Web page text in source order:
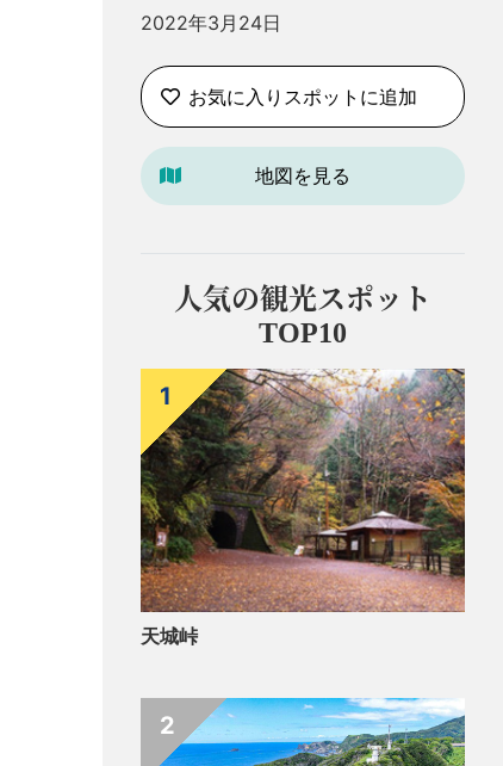
2022年3月24日
お気に入りスポットに追加
地図を見る
人気の観光スポット
TOP10
天城峠
1
2